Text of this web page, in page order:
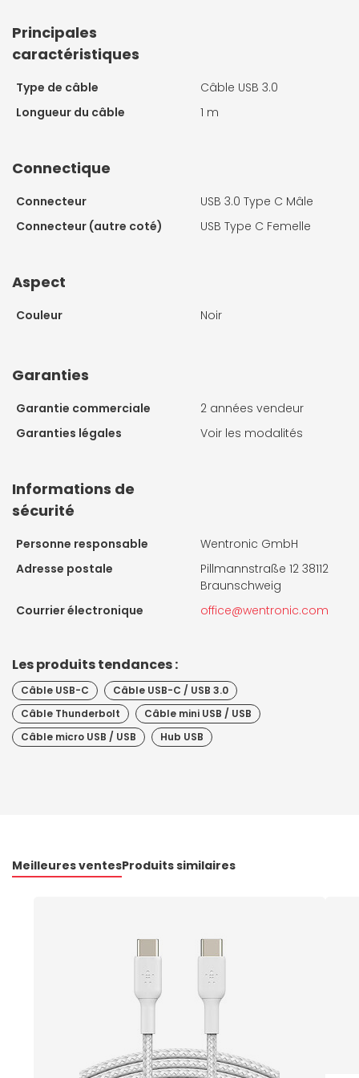
Principales
caractéristiques
Type de câble
Câble USB 3.0
Longueur du câble
1 m
Connectique
Connecteur
USB 3.0 Type C Mâle
Connecteur (autre coté)
USB Type C Femelle
Aspect
Couleur Noir
Garanties
Garantie commerciale
2 années vendeur
Garanties légales
Voir les modalités
Informations de
sécurité
Personne responsable
Wentronic GmbH
Adresse postale
Pillmannstraße 12 38112
Braunschweig
Courrier électronique
office@wentronic.com
Les produits tendances :
Câble USB-C
Câble USB-C / USB 3.0
Câble Thunderbolt
Câble mini USB / USB
Câble micro USB / USB
Hub USB
Meilleures ventesProduits similaires